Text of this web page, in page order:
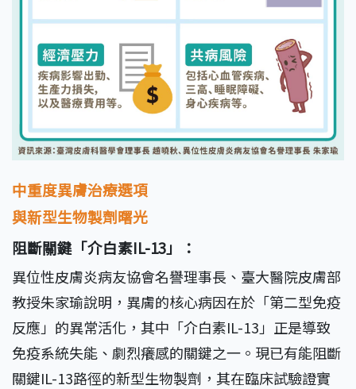
中重度異膚治療選項
與新型生物製劑曙光
阻斷關鍵「介白素IL-13」：
異位性皮膚炎病友協會名譽理事長、臺大醫院皮膚部
教授朱家瑜說明，異膚的核心病因在於「第二型免疫
反應」的異常活化，其中「介白素IL-13」正是導致
免疫系統失能、劇烈癢感的關鍵之一。現已有能阻斷
關鍵IL-13路徑的新型生物製劑，其在臨床試驗證實